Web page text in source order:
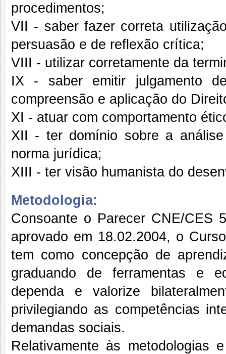
procedimentos;
VII - saber fazer correta
persuasão e de reflexão crítica;
VIII - utilizar corretamente da
IX - saber emitir julgamento
compreensão e aplicação do
XI - atuar com comportamento
XII - ter domínio sobre a
norma jurídica;
XIII - ter visão humanista do
Metodologia:
Consoante o Parecer CNE/CES
aprovado em 18.02.2004, o
tem como concepção de
graduando de ferramentas e
dependa e valorize
privilegiando as competências
demandas sociais.
Relativamente às metodologias